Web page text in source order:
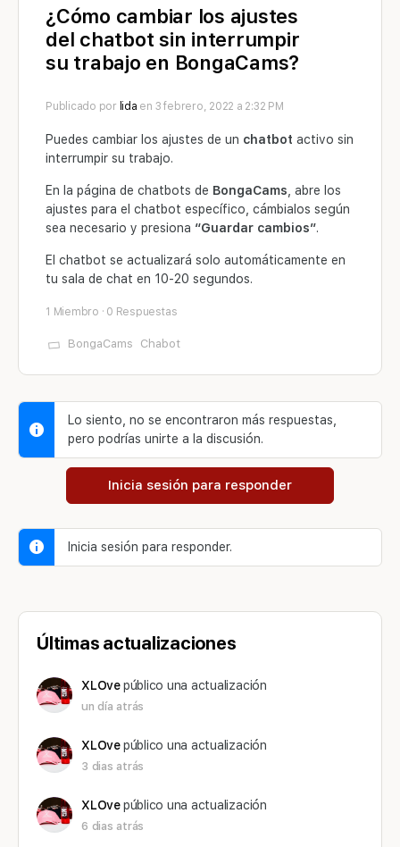
¿Cómo cambiar los ajustes
del chatbot sin interrumpir
su trabajo en BongaCams?
Publicado por lida en 3 febrero, 2022 a 2:32 PM
Puedes cambiar los ajustes de un chatbot activo sin
interrumpir su trabajo.
En la página de chatbots de BongaCams , abre los
ajustes para el chatbot específico, cámbialos según
sea necesario y presiona “Guardar cambios”.
El chatbot se actualizará solo automáticamente en
tu sala de chat en 10-20 segundos.
1 Miembro · 0 Respuestas
BongaCams Chabot
Lo siento, no se encontraron más respuestas,
pero podrías unirte a la discusión.
Inicia sesión para responder
Inicia sesión para responder.
Últimas actualizaciones
XLOvepúblico una actualización
un día atrás
XLOvepúblico una actualización
3 dias atrás
XLOvepúblico una actualización
6 dias atrás